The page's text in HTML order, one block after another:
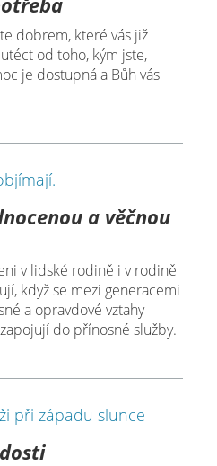
dobrem, které vás již
od toho, kým jste,
je dostupná a Bůh vás
a věčnou
v lidské rodině i v rodině
když se mezi generacemi
a opravdové vztahy
do přínosné služby.